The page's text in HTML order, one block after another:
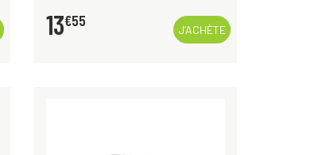
13€55
J’ACHÈTE